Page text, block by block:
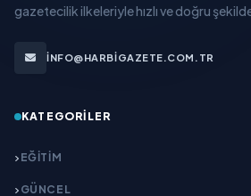
gazetecilik ilkeleriyle hızlı ve doğru
INFO@HARBIGAZETE.COM.TR
KATEGORILER
EĞITIM
GÜNCEL